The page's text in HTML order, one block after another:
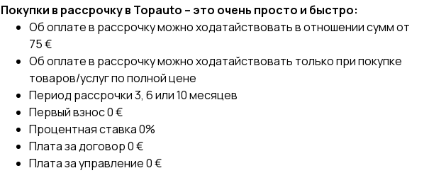
Покупки в рассрочку в Topauto – это очень просто и быстро:
Об оплате в рассрочку можно ходатайствовать в отношении сумм от
75 €
Об оплате в рассрочку можно ходатайствовать только при покупке
товаров/услуг по полной цене
Период рассрочки 3, 6 или 10 месяцев
Первый взнос 0 €
Процентная ставка 0%
Плата за договор 0 €
Плата за управление 0 €